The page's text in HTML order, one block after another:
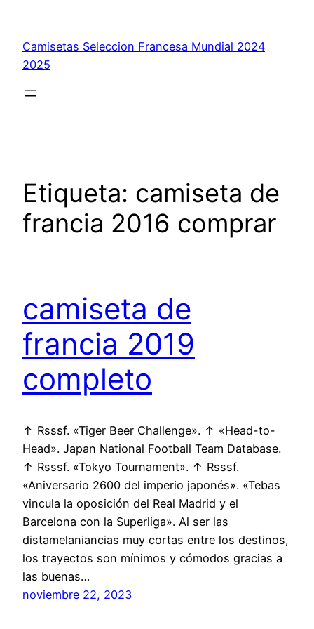
contenido
Camisetas Seleccion Francesa Mundial 2024
2025
Etiqueta: camiseta de
francia 2016 comprar
camiseta de
francia 2019
completo
↑ Rsssf. «Tiger Beer Challenge». ↑ «Head-to-
Head». Japan National Football Team Database.
↑ Rsssf. «Tokyo Tournament». ↑ Rsssf.
«Aniversario 2600 del imperio japonés». «Tebas
vincula la oposición del Real Madrid y el
Barcelona con la Superliga». Al ser las
distamelaniancias muy cortas entre los destinos,
los trayectos son mínimos y cómodos gracias a
las buenas…
noviembre 22, 2023